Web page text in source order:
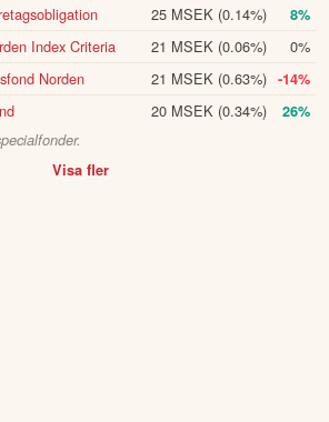
eller sakna viss information.
av bolagets fullständiga kvartalsrapport
Historisk avkastning är ingen
i materialet är du välkommen att
25 MSEK (0.14%) 8%
Index Criteria 21 MSEK (0.06%)
0%
Norden
21 MSEK (0.63%) -14%
20 MSEK (0.34%)
26%
Visa fler